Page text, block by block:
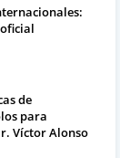
de
para
Víctor Alonso